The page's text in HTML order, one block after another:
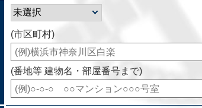
(市区町村)
(番地等 建物名・部屋番号まで)